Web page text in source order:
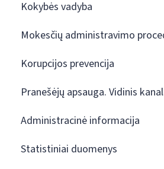
Kokybės vadyba
Mokesčių administravimo
Korupcijos prevencija
Pranešėjų apsauga. Vidinis
Administracinė informacija
Statistiniai duomenys